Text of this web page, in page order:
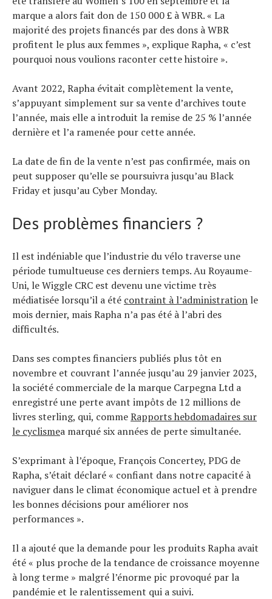
marque a alors fait don de 150 000 £ à WBR. « La
majorité des projets financés par des dons à WBR
profitent le plus aux femmes », explique Rapha, « c’est
pourquoi nous voulions raconter cette histoire ».
Avant 2022, Rapha évitait complètement la vente,
s’appuyant simplement sur sa vente d’archives toute
l’année, mais elle a introduit la remise de 25 % l’année
dernière et l’a ramenée pour cette année.
La date de fin de la vente n’est pas confirmée, mais on
peut supposer qu’elle se poursuivra jusqu’au Black
Friday et jusqu’au Cyber ​​Monday.
Des problèmes financiers ?
Il est indéniable que l’industrie du vélo traverse une
période tumultueuse ces derniers temps. Au Royaume-
Uni, le Wiggle CRC est devenu une victime très
médiatisée lorsqu’il a été contraint à l’administration le
mois dernier, mais Rapha n’a pas été à l’abri des
difficultés.
Dans ses comptes financiers publiés plus tôt en
novembre et couvrant l’année jusqu’au 29 janvier 2023,
la société commerciale de la marque Carpegna Ltd a
enregistré une perte avant impôts de 12 millions de
livres sterling, qui, commeRapports hebdomadaires sur
le cyclismea marqué six années de perte simultanée.
S’exprimant à l’époque, François Concertey, PDG de
Rapha, s’était déclaré « confiant dans notre capacité à
naviguer dans le climat économique actuel et à prendre
les bonnes décisions pour améliorer nos
performances ».
Il a ajouté que la demande pour les produits Rapha avait
été « plus proche de la tendance de croissance moyenne
à long terme » malgré l’énorme pic provoqué par la
pandémie et le ralentissement qui a suivi.